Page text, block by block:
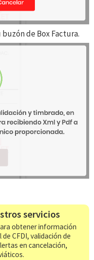
de Box Factura.
servicios
obtener información
CFDI, validación de
en cancelación,